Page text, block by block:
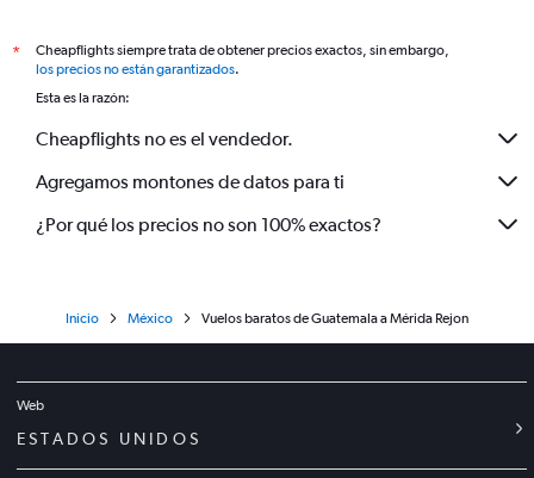
*
Cheapflights siempre trata de obtener precios exactos, sin embargo,
los precios no están garantizados.
Esta es la razón:
Cheapflights no es el vendedor.
Agregamos montones de datos para ti
¿Por qué los precios no son 100% exactos?
Inicio México Vuelos baratos de Guatemala a Mérida Rejon
Web
ESTADOS UNIDOS